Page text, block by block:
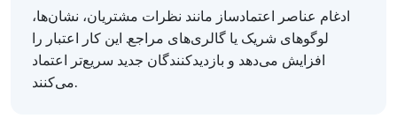
ادغام عناصر اعتمادساز مانند نظرات مشتریان، نشان‌ها،
لوگوهای شریک یا گالری‌های مراجع. این کار اعتبار را
افزایش می‌دهد و بازدیدکنندگان جدید سریع‌تر اعتماد
می‌کنند.